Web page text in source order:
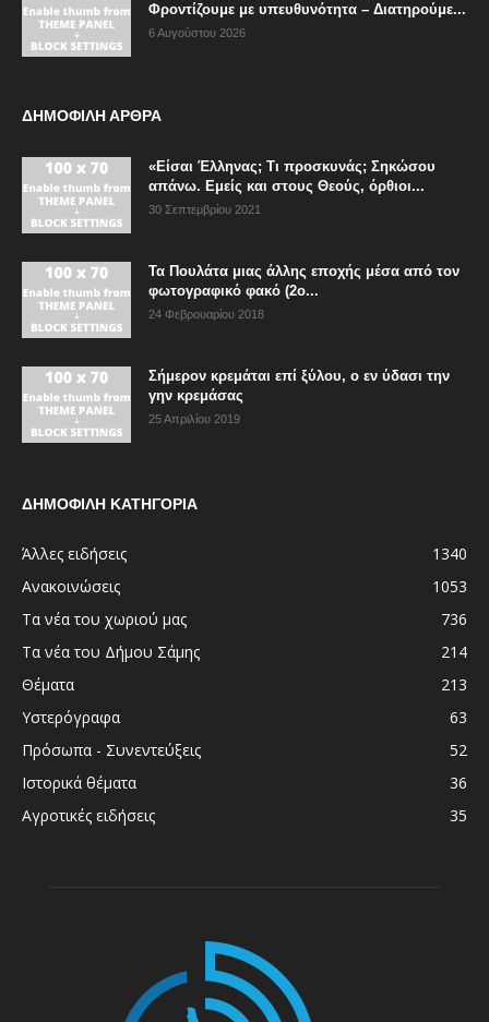
Φροντίζουμε με υπευθυνότητα – Διατηρούμε...
6 Αυγούστου 2026
ΔΗΜΟΦΙΛΗ ΑΡΘΡΑ
«Είσαι Έλληνας; Τι προσκυνάς; Σηκώσου
απάνω. Εμείς και στους Θεούς, όρθιοι...
30 Σεπτεμβρίου 2021
Τα Πουλάτα μιας άλλης εποχής μέσα από τον
φωτογραφικό φακό (2ο...
24 Φεβρουαρίου 2018
Σήμερον κρεμάται επί ξύλου, ο εν ύδασι την
γην κρεμάσας
25 Απριλίου 2019
ΔΗΜΟΦΙΛΗ ΚΑΤΗΓΟΡΙΑ
Άλλες ειδήσεις
1340
Ανακοινώσεις
1053
Τα νέα του χωριού μας
736
Τα νέα του Δήμου Σάμης
214
Θέματα
213
Υστερόγραφα
63
Πρόσωπα - Συνεντεύξεις
52
Ιστορικά θέματα
36
Αγροτικές ειδήσεις
35